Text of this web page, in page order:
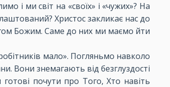
і ми світ на «своїх» і «чужих»? На
Христос закликає нас до
Божим. Саме до них ми маємо йти
мало». Погляньмо навколо
Вони знемагають від безглуздості
почути про Того, Хто навіть